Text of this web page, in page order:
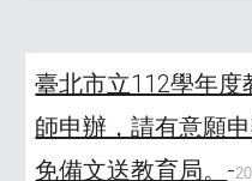
臺北市立112學年
師申辦，請有意願
免備文送教育局。 -